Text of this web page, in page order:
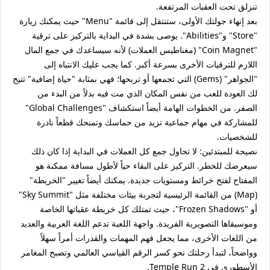
تنزلق تحت العقبات المرتفعة.
بعد إنهاء جولتك الأولى، ستنتقل إلى قائمة "Menu" حيث يمكنك زيارة
"Store" و"Abilities". يوصى بشدة في البداية بالتركيز على ترقية
"Coin Magnet" (مغناطيس العملات) لأنه سيساعدك في جمع المال
اللازم للترقيات الأخرى بسرعة أكبر. كما يجب عليك الانتباه إلى
"الجواهر" (Gems) التي تجمعها أو تربحها؛ فهي بمثابة "حياة إضافية" تتيح
لك العودة للعب من نفس المكان الذي مت فيه بدلاً من البدء من
الصفر. من الخطوات الهامة أيضاً استكشاف "Global Challenges"
للمشاركة في مهام جماعية تزيد من حماسك وتمنحك قطعاً نادرة
للشخصيات.
نصيحة للمبتدئين: لا تحاول جمع كل العملات في البداية إذا كان ذلك
سيعرضك للخطر. التركيز على البقاء حياً لأطول مسافة ممكنة هو
المفتاح لفتح خرائط ومستويات جديدة. يمكنك أيضاً تغيير "الخريطة"
(Map) من القائمة الرئيسية لتجربة بيئات مختلفة مثل "Sky Summit"
أو "Frozen Shadows"، حيث تمتلك كل خريطة عقباتها الخاصة
وموسيقاها التصويرية الفريدة. واجهة اللعبة تدعم اللغة العربية والعديد
من اللغات الأخرى، مما يجعل فهم المهمات والقدرات أمراً سهلاً
وواضحاً، لتبدأ رحلتك نحو كسر الرقم القياسي العالمي وتصبح المغامر
الأسطوري في Temple Run 2.